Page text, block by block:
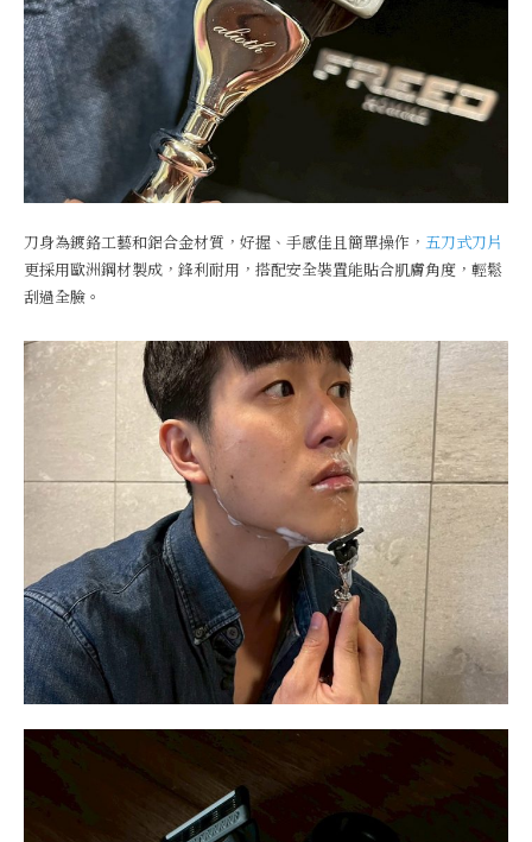
刀身為鍍鉻工藝和鋁合金材質，好握、手感佳且簡單操作， 五刀式刀片
更採用歐洲鋼材製成，鋒利耐用，搭配安全裝置能貼合肌膚角度，輕鬆
刮過全臉。